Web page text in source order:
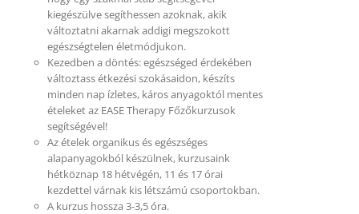
kiegészülve segíthessen azoknak, akik
változtatni akarnak addigi megszokott
egészségtelen életmódjukon.
Kezedben a döntés: egészséged érdekében
változtass étkezési szokásaidon, készíts
minden nap ízletes, káros anyagoktól mentes
ételeket az EASE Therapy Főzőkurzusok
segítségével!
Az ételek organikus és egészséges
alapanyagokból készülnek, kurzusaink
hétköznap 18 hétvégén, 11 és 17 órai
kezdettel várnak kis létszámú csoportokban.
A kurzus hossza 3-3,5 óra.